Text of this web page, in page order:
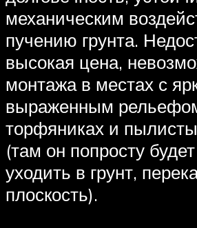
механическим
пучению грунта.
высокая цена,
монтажа в местах с
выраженным
торфяниках и
(там он попросту
уходить в грунт,
плоскость).